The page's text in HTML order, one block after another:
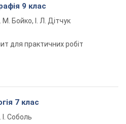
9 клас
М. Бойко, І. Л. Дітчук
для практичних робіт
7 клас
І. Соболь